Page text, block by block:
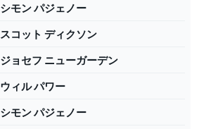
シモン パジェノー
スコット ディクソン
ジョセフ ニューガーデン
ウィル パワー
シモン パジェノー